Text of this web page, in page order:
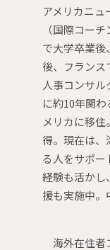
アメリカニ
（国際コー
で大学卒業
後、フランス
人事コンサ
に約10年関
メリカに移
得。現在は、
る人をサポー
経験も活かし
援も実施中。
海外在住者